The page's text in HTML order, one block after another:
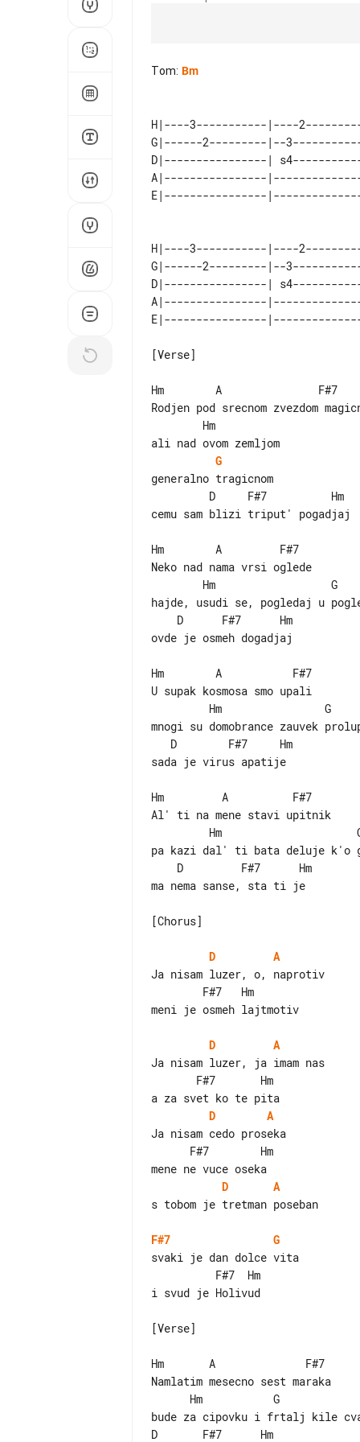
Tom: Bm
H|----3-----------|----
G|------2---------|--
D|----------------|
A|----------------
H|----3-----------|----
G|------2---------|--
D|----------------|
A|----------------
[Verse]
Hm        A               F#7
Rodjen pod srecnom zvezdom
G
generalno tragicnom
cemu sam blizi triput' pogadjaj
Hm        A         F#7
Neko nad nama vrsi oglede
hajde, usudi se, pogledaj u
ovde je osmeh dogadjaj
Hm        A           F#7
U supak kosmosa smo upali
mnogi su domobrance zauvek
sada je virus apatije
Hm         A          F#7
pa kazi dal' ti bata deluje k'o
ma nema sanse, sta ti je
[Chorus]
D
A
Ja nisam luzer, o, naprotiv
meni je osmeh lajtmotiv
D
A
Ja nisam luzer, ja imam nas
D
A
Ja nisam cedo proseka
D
A
s tobom je tretman poseban
F#7
G
svaki je dan dolce vita
i svud je Holivud
[Verse]
Hm       A              F#7
Namlatim mesecno sest maraka
bude za cipovku i frtalj kile
D       F#7      Hm